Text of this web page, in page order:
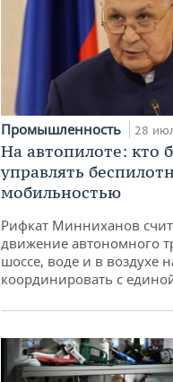
Промышленность 28
На автопилоте: кто
управлять
мобильностью
Рифкат Минниханов
движение автономного
шоссе, воде и в воздухе
координировать с